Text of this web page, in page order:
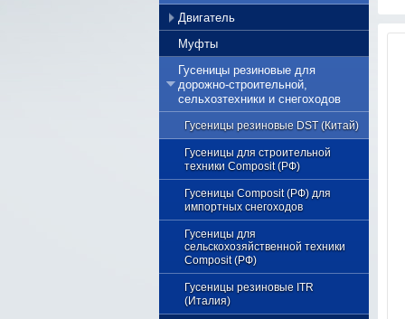
Двигатель
Генераторы
Помпы
Турбины
Стартеры
Сальники
Форсунки
Прокладки
Радиаторы
Ремни
Вентиляторы
Муфты
Гусеницы резиновые для
дорожно-строительной,
сельхозтехники и снегоходов
Гусеницы резиновые DST (Китай)
Гусеницы для строительной
техники Composit (РФ)
Гусеницы Composit (РФ) для
импортных снегоходов
Гусеницы для
сельскохозяйственной техники
Composit (РФ)
Гусеницы резиновые ITR
(Италия)